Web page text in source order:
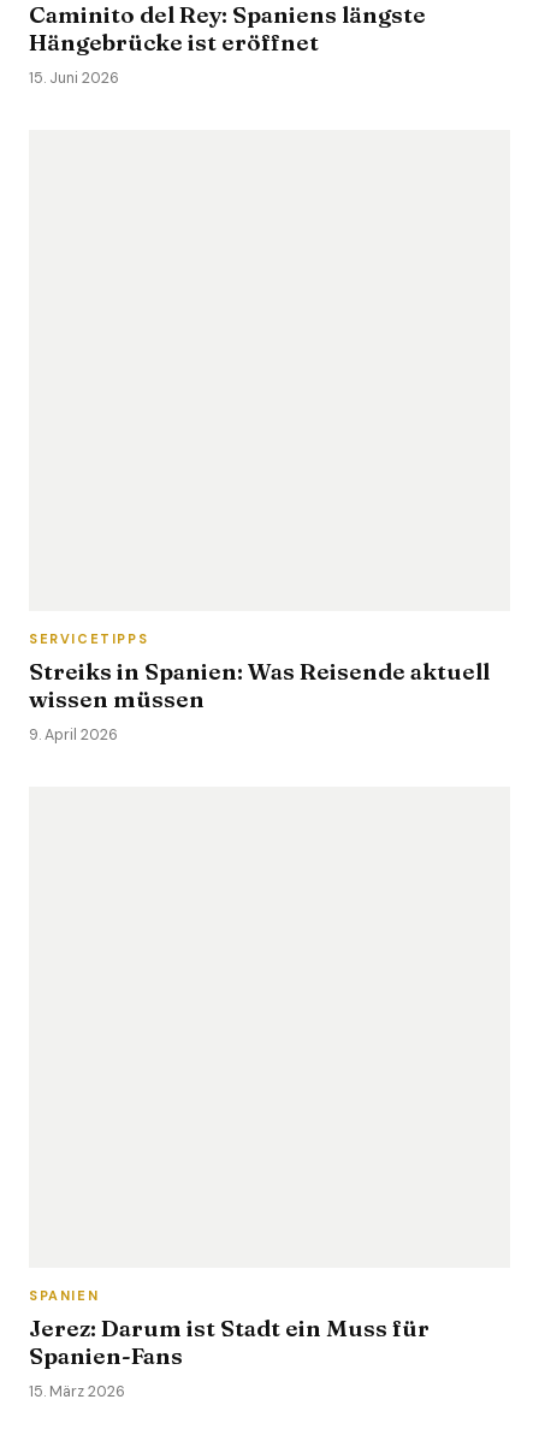
Caminito del Rey: Spaniens längste
Hängebrücke ist eröffnet
15. Juni 2026
SERVICETIPPS
Streiks in Spanien: Was Reisende aktuell
wissen müssen
9. April 2026
SPANIEN
Jerez: Darum ist Stadt ein Muss für
Spanien-Fans
15. März 2026